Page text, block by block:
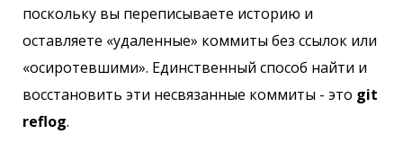
поскольку вы переписываете историю и
оставляете «удаленные» коммиты без ссылок или
«осиротевшими». Единственный способ найти и
восстановить эти несвязанные коммиты - это git
reflog.